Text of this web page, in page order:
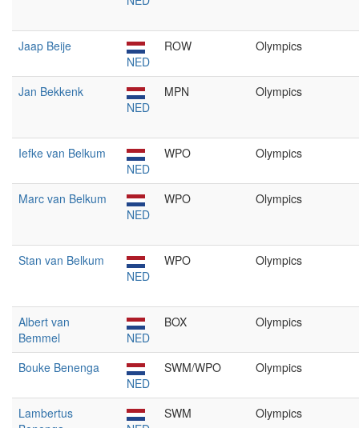
Jaap Beije
NED
ROW Olympics
Jan Bekkenk
NED
MPN Olympics
Iefke van Belkum
NED
WPO Olympics
Marc van Belkum
NED
WPO Olympics
Stan van Belkum
NED
WPO Olympics
Albert van
Bemmel
NED
BOX Olympics
Bouke Benenga
NED
SWM/WPO Olympics
Lambertus
SWM Olympics